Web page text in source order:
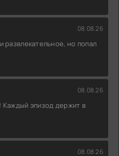
08.08.26
развлекательное, но попал
08.08.26
Каждый эпизод держит в
08.08.26